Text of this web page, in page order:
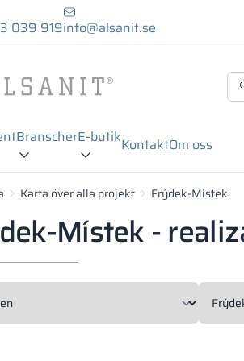
039 919info@alsanit.se
BranscherE-butikKontaktOm oss
Karta över alla projekt Frýdek-Místek
Místek -